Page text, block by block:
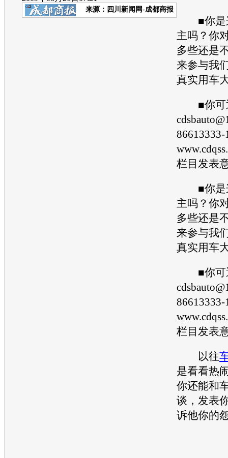
来源： 四川新闻网-成都商报
■你是
主吗？你
多些还是
来参与我
真实用车
■你可
栏目发表
■你是
主吗？你
多些还是
来参与我
真实用车
■你可
栏目发表
以往
是看看热
你还能和
谈，发表
诉他你的